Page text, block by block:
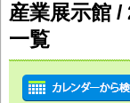
産業展示館 /
一覧